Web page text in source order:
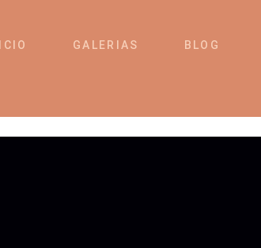
GALERIAS BLOG